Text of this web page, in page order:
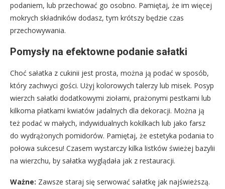
podaniem, lub przechować go osobno. Pamiętaj, że im więcej
mokrych składników dodasz, tym krótszy będzie czas
przechowywania.
Pomysły na efektowne podanie sałatki
Choć sałatka z cukinii jest prosta, można ją podać w sposób,
który zachwyci gości. Użyj kolorowych talerzy lub misek. Posyp
wierzch sałatki dodatkowymi ziołami, prażonymi pestkami lub
kilkoma płatkami kwiatów jadalnych dla dekoracji. Można ją
też podać w małych, indywidualnych kokilkach lub jako farsz
do wydrążonych pomidorów. Pamiętaj, że estetyka podania to
połowa sukcesu! Czasem wystarczy kilka listków świeżej bazylii
na wierzchu, by sałatka wyglądała jak z restauracji.
Ważne: Zawsze staraj się serwować sałatkę jak najświeższą.